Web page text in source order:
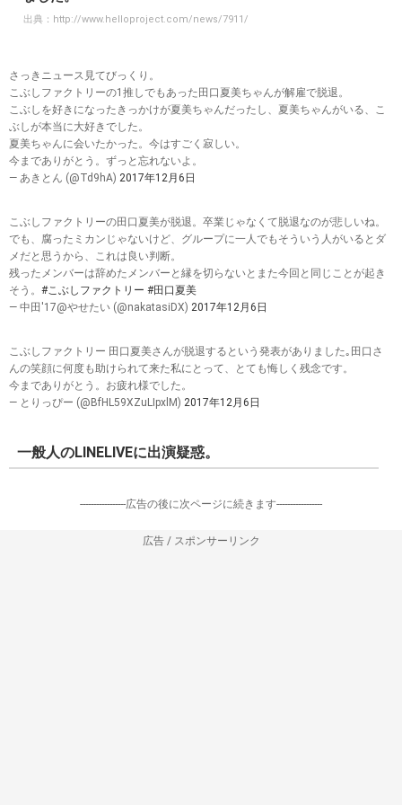
出典： http://www.helloproject.com/news/7911/
さっきニュース見てびっくり。
こぶしファクトリーの1推しでもあった田口夏美ちゃんが解雇で脱退。
こぶしを好きになったきっかけが夏美ちゃんだったし、夏美ちゃんがいる、こ
ぶしが本当に大好きでした。
夏美ちゃんに会いたかった。今はすごく寂しい。
今までありがとう。ずっと忘れないよ。
— あきとん (@Td9hA) 2017年12月6日
こぶしファクトリーの田口夏美が脱退。卒業じゃなくて脱退なのが悲しいね。
でも、腐ったミカンじゃないけど、グループに一人でもそういう人がいるとダ
メだと思うから、これは良い判断。
残ったメンバーは辞めたメンバーと縁を切らないとまた今回と同じことが起き
そう。 #こぶしファクトリー #田口夏美
— 中田'17@やせたい (@nakatasiDX) 2017年12月6日
こぶしファクトリー 田口夏美さんが脱退するという発表がありました｡田口さ
んの笑顔に何度も助けられて来た私にとって、とても悔しく残念です。
今までありがとう。お疲れ様でした。
— とりっぴー (@BfHL59XZuLIpxlM) 2017年12月6日
一般人のLINELIVEに出演疑惑。
-----------------広告の後に次ページに続きます-----------------
広告 / スポンサーリンク